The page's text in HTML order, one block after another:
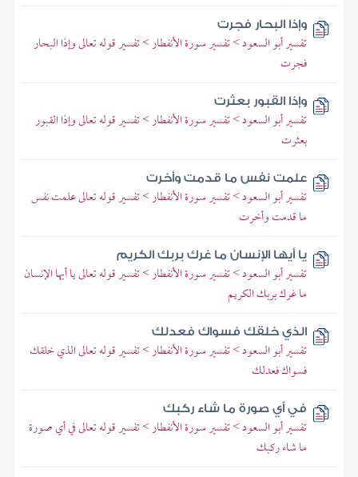
وإذا البحار فجرت
تفسير أبو السعود > تفسير سورة الأنفطار > تفسير قوله تعالى وإذا البحار
فجرت
وإذا القبور بعثرت
تفسير أبو السعود > تفسير سورة الأنفطار > تفسير قوله تعالى وإذا القبور
بعثرت
علمت نفس ما قدمت وأخرت
تفسير أبو السعود > تفسير سورة الأنفطار > تفسير قوله تعالى علمت نفس
ما قدمت وأخرت
يا أيها الإنسان ما غرك بربك الكريم
تفسير أبو السعود > تفسير سورة الأنفطار > تفسير قوله تعالى يا أيها الإنسان
ما غرك بربك الكريم
الذي خلقك فسواك فعدلك
تفسير أبو السعود > تفسير سورة الأنفطار > تفسير قوله تعالى الذي خلقك
فسواك فعدلك
في أي صورة ما شاء ركبك
تفسير أبو السعود > تفسير سورة الأنفطار > تفسير قوله تعالى في أي صورة
ما شاء ركبك